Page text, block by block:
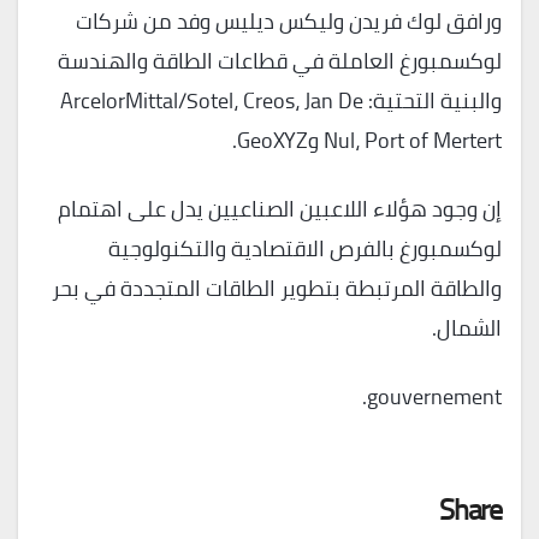
ورافق لوك فريدن وليكس ديليس وفد من شركات
لوكسمبورغ العاملة في قطاعات الطاقة والهندسة
والبنية التحتية: ArcelorMittal/Sotel، Creos، Jan De
Nul، Port of Mertert وGeoXYZ.
إن وجود هؤلاء اللاعبين الصناعيين يدل على اهتمام
لوكسمبورغ بالفرص الاقتصادية والتكنولوجية
والطاقة المرتبطة بتطوير الطاقات المتجددة في بحر
الشمال.
gouvernement.
Share